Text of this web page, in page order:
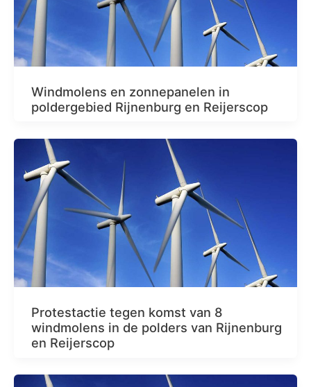
Windmolens en zonnepanelen in
poldergebied Rijnenburg en Reijerscop
Protestactie tegen komst van 8
windmolens in de polders van Rijnenburg
en Reijerscop